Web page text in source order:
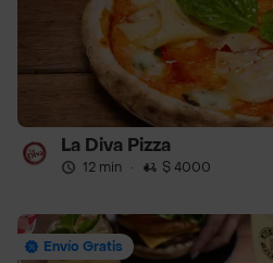
La Diva Pizza
12 min · $ 4000
Envío Gratis